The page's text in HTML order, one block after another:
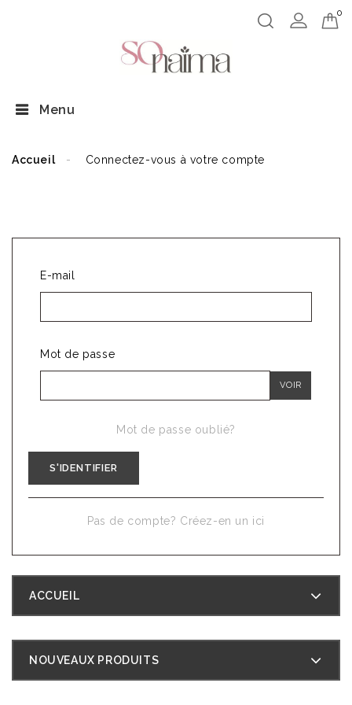
0
Menu
Accueil Connectez-vous à votre compte
E-mail
Mot de passe
VOIR
Mot de passe oublié?
S'IDENTIFIER
Pas de compte? Créez-en un ici
ACCUEIL
NOUVEAUX PRODUITS